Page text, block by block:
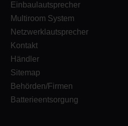
Einbaulautsprecher
Multiroom System
Netzwerklautsprecher
Kontakt
Händler
Sitemap
Behörden/Firmen
Batterieentsorgung